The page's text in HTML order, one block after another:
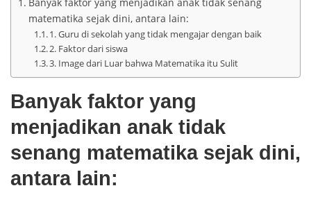
matematika sejak dini, antara lain:
1. Guru di sekolah yang tidak mengajar dengan baik
2. Faktor dari siswa
3. Image dari Luar bahwa Matematika itu Sulit
Banyak faktor yang
menjadikan anak tidak
senang matematika sejak dini,
antara lain: